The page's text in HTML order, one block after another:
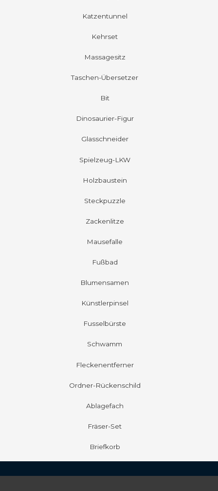
Katzentunnel
Kehrset
Massagesitz
Taschen-Übersetzer
Bit
Dinosaurier-Figur
Glasschneider
Spielzeug-LKW
Holzbaustein
Steckpuzzle
Zackenlitze
Mausefalle
Fußbad
Blumensamen
Künstlerpinsel
Fusselbürste
Schwamm
Fleckenentferner
Ordner-Rückenschild
Ablagefach
Fräser-Set
Briefkorb